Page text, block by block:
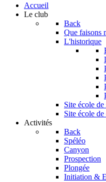
Accueil
Le club
Back
Que faisons
L'historique
Site école de
Site école
Activités
Back
Spéléo
Canyon
Prospection
Plongée
Initiation &